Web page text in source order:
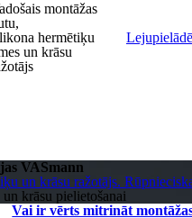
montāžas
hermētiķu
un krāsu
VASmann
un krāsu ražotājs.
krāsu pielietošanai
Vai ir vērts mitrināt